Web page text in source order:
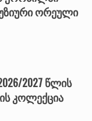
ორეული
2027 წლის
კოლექცია